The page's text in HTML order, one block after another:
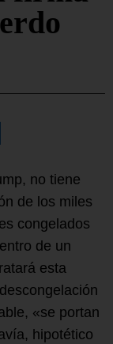
no tiene
de los miles
congelados
de un
esta
«se portan
hipotético